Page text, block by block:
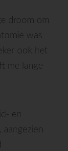
droom om
was
ook het
me lange
en